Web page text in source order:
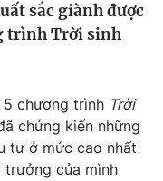
sắc giành được
trình Trời sinh
5 chương trình Trời
chứng kiến những
tư ở mức cao nhất
của mình